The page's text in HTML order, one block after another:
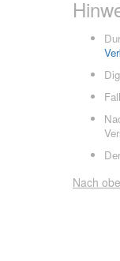
Nach